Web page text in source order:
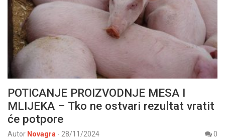
POTICANJE PROIZVODNJE MESA I
MLIJEKA – Tko ne ostvari rezultat vratit
će potpore
Autor Novagra - 28/11/2024
0